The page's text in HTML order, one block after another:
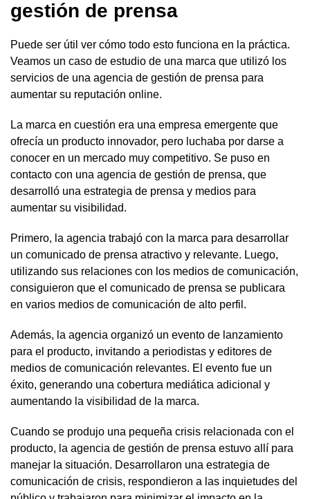
gestión de prensa
Puede ser útil ver cómo todo esto funciona en la práctica.
Veamos un caso de estudio de una marca que utilizó los
servicios de una agencia de gestión de prensa para
aumentar su reputación online.
La marca en cuestión era una empresa emergente que
ofrecía un producto innovador, pero luchaba por darse a
conocer en un mercado muy competitivo. Se puso en
contacto con una agencia de gestión de prensa, que
desarrolló una estrategia de prensa y medios para
aumentar su visibilidad.
Primero, la agencia trabajó con la marca para desarrollar
un comunicado de prensa atractivo y relevante. Luego,
utilizando sus relaciones con los medios de comunicación,
consiguieron que el comunicado de prensa se publicara
en varios medios de comunicación de alto perfil.
Además, la agencia organizó un evento de lanzamiento
para el producto, invitando a periodistas y editores de
medios de comunicación relevantes. El evento fue un
éxito, generando una cobertura mediática adicional y
aumentando la visibilidad de la marca.
Cuando se produjo una pequeña crisis relacionada con el
producto, la agencia de gestión de prensa estuvo allí para
manejar la situación. Desarrollaron una estrategia de
comunicación de crisis, respondieron a las inquietudes del